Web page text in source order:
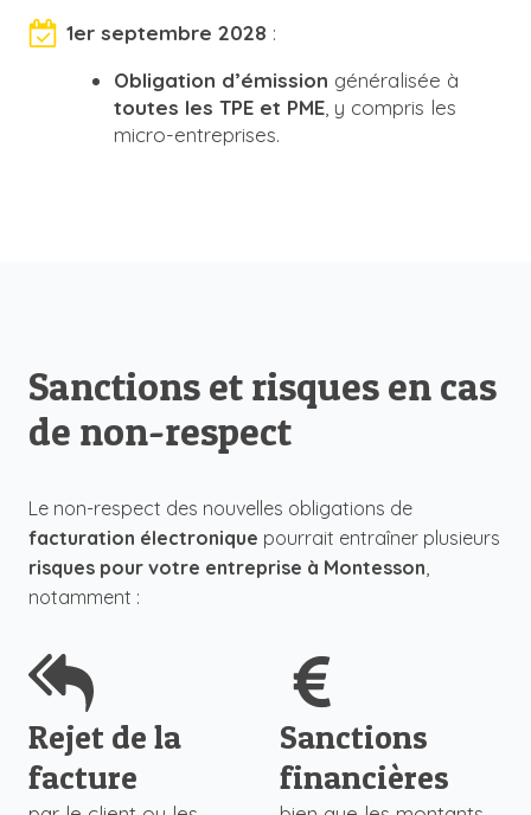
1er septembre 2028 :
Obligation d’émission généralisée à
toutes les TPE et PME , y compris les
micro-entreprises.
Sanctions et risques en cas
de non-respect
Le non-respect des nouvelles obligations de
facturation électronique pourrait entraîner plusieurs
risques pour votre entreprise à Montesson
notamment :
Rejet de la
facture
Sanctions
financières